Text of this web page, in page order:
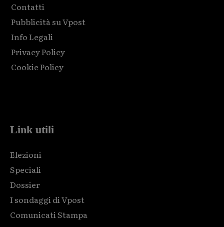
Contatti
Pubblicità su Vpost
Info Legali
Privacy Policy
Cookie Policy
Link utili
Elezioni
Speciali
Dossier
I sondaggi di Vpost
Comunicati Stampa